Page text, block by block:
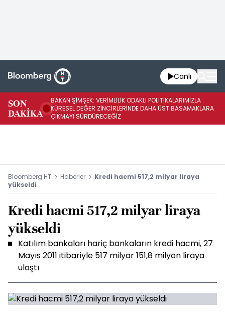
Canlı
SON
DAKİKA
BAKAN ŞİMŞEK: VERİMLİLİK ODAKLI POLİTİKALARIMIZLA
KÜRESEL DEĞER ZİNCİRLERİNDE DAHA ÜST BASAMAKLARA
ÇIKMAYI SÜRDÜRECEĞİZ
Bloomberg HT Haberler
Kredi hacmi 517,2 milyar liraya
yükseldi
Kredi hacmi 517,2 milyar liraya
yükseldi
Katılım bankaları hariç bankaların kredi hacmi, 27
Mayıs 2011 itibariyle 517 milyar 151,8 milyon liraya
ulaştı